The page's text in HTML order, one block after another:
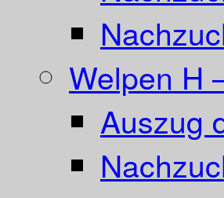
Welpen H
Auszug